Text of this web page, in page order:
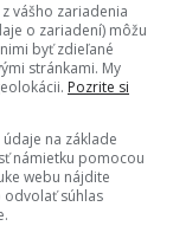
vášho zariadenia
o zariadení) môžu
byť zdieľané
stránkami. My
Pozrite si
na základe
námietku pomocou
webu nájdite
súhlas